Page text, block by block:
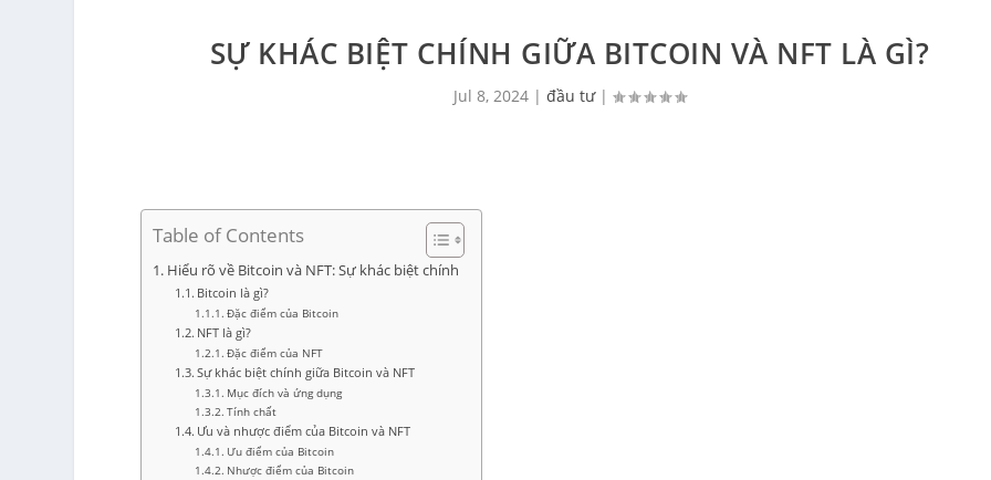
SỰ KHÁC BIỆT CHÍNH GIỮA BITCOIN VÀ NFT LÀ GÌ?
Jul 8, 2024| đầu tư|
Table of Contents
Hiểu rõ về Bitcoin và NFT: Sự khác biệt chính
Bitcoin là gì?
Đặc điểm của Bitcoin
NFT là gì?
Đặc điểm của NFT
Sự khác biệt chính giữa Bitcoin và NFT
Mục đích và ứng dụng
Tính chất
Ưu và nhược điểm của Bitcoin và NFT
Ưu điểm của Bitcoin
Nhược điểm của Bitcoin